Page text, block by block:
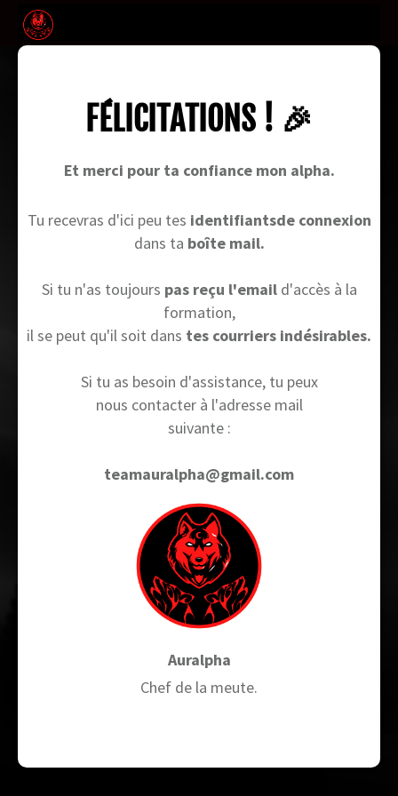
FÉLICITATIONS ! 🎉
Et merci pour ta confiance mon alpha.
Tu recevras d'ici peu tes identifiantsde connexion
dans ta boîte mail.
Si tu n'as toujours pas reçu l'emaild'accès à la
formation,
il se peut qu'il soit dans tes courriers indésirables.
Si tu as besoin d'assistance, tu peux
nous contacter à l'adresse mail
suivante :
teamauralpha@gmail.com
Auralpha
Chef de la meute.